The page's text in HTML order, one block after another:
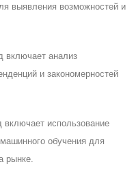
выявления возможностей и
включает анализ
и закономерностей
включает использование
обучения для
рынке.